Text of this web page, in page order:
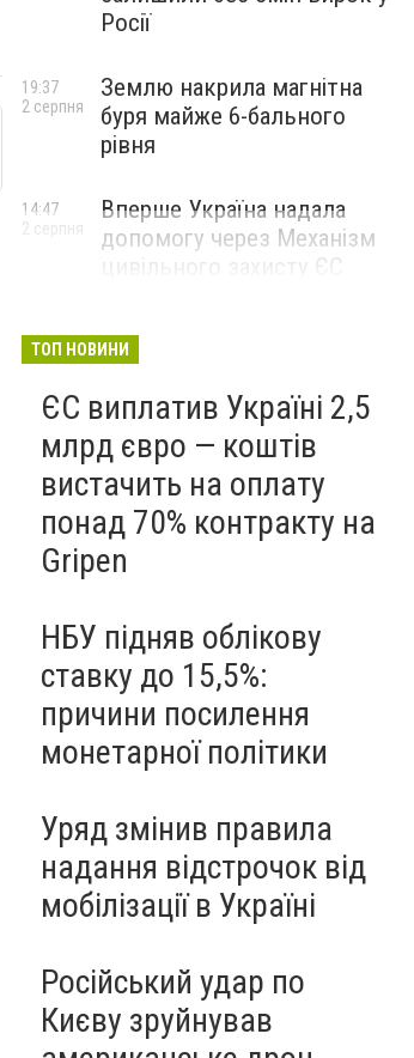
Росії
Землю накрила магнітна
буря майже 6-бального
рівня
19:37
2 серпня
Вперше Україна надала
допомогу через Механізм
цивільного захисту ЄС
14:47
2 серпня
ТОП НОВИНИ
ЄС виплатив Україні 2,5
млрд євро — коштів
вистачить на оплату
понад 70% контракту на
Gripen
НБУ підняв облікову
ставку до 15,5%:
причини посилення
монетарної політики
Уряд змінив правила
надання відстрочок від
мобілізації в Україні
Російський удар по
Києву зруйнував